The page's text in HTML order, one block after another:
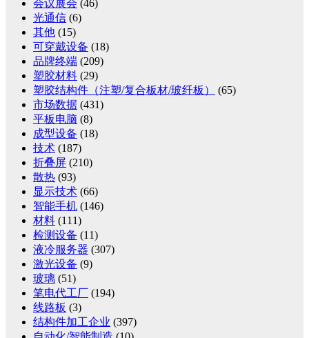
会议展会 (46)
光通信 (6)
其他 (15)
可穿戴设备 (18)
品牌终端 (209)
塑胶材料 (29)
塑胶结构件（注塑/复合板材/玻纤板）
(65)
市场数据 (431)
平板电脑 (8)
成型设备 (18)
技术 (187)
折叠屏 (210)
散热 (93)
显示技术 (66)
智能手机 (146)
材料 (111)
检测设备 (11)
液冷服务器 (307)
激光设备 (9)
玻璃 (51)
笔电代工厂 (194)
线路板 (3)
结构件加工企业 (397)